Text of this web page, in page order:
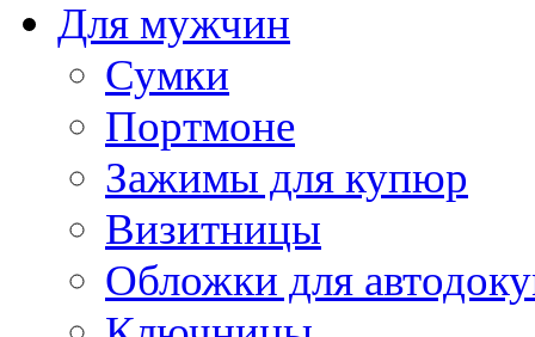
Для мужчин
Сумки
Портмоне
Зажимы для купюр
Визитницы
Обложки для